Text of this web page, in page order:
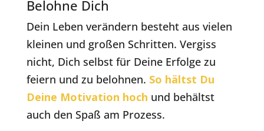
Belohne Dich
Dein Leben verändern besteht aus vielen
kleinen und großen Schritten. Vergiss
nicht, Dich selbst für Deine Erfolge zu
feiern und zu belohnen. So hältst Du
Deine Motivation hoch und behältst
auch den Spaß am Prozess.